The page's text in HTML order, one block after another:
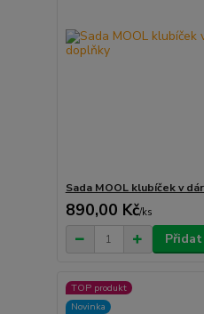
Sada MOOL klubíček v
890,00 Kč/ks
TOP produkt
Novinka